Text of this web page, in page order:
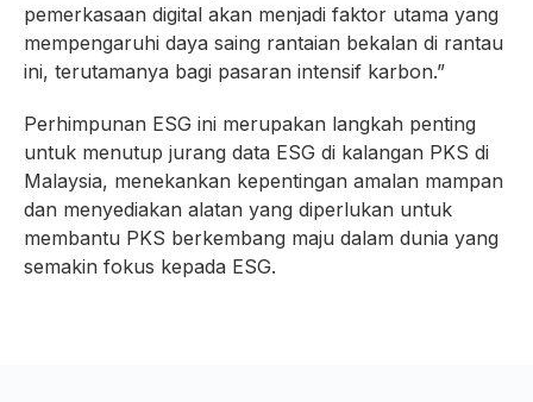
pemerkasaan digital akan menjadi faktor utama yang
mempengaruhi daya saing rantaian bekalan di rantau
ini, terutamanya bagi pasaran intensif karbon.”
Perhimpunan ESG ini merupakan langkah penting
untuk menutup jurang data ESG di kalangan PKS di
Malaysia, menekankan kepentingan amalan mampan
dan menyediakan alatan yang diperlukan untuk
membantu PKS berkembang maju dalam dunia yang
semakin fokus kepada ESG.